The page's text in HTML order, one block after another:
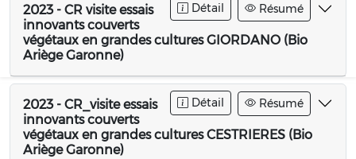
Détail Résumé
2023 - CR visite essais
innovants couverts
végétaux en grandes cultures GIORDANO (Bio
Ariège Garonne)
Détail Résumé
2023 - CR_visite essais
innovants couverts
végétaux en grandes cultures CESTRIERES (Bio
Ariège Garonne)